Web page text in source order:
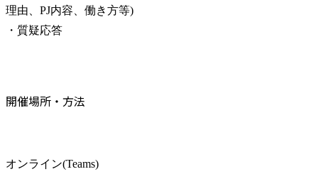
理由、PJ内容、働き方等)
・質疑応答
開催場所・方法
オンライン(Teams)